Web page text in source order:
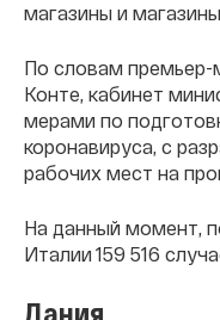
магазины и
По словам
Конте, кабинет
мерами по
коронавируса, с
рабочих мест на
На данный момент,
Италии 159 516
Дания